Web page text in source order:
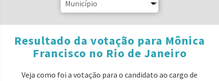
Resultado da votação para Mônica
Francisco no Rio de Janeiro
Veja como foi a votação para o candidato ao cargo de